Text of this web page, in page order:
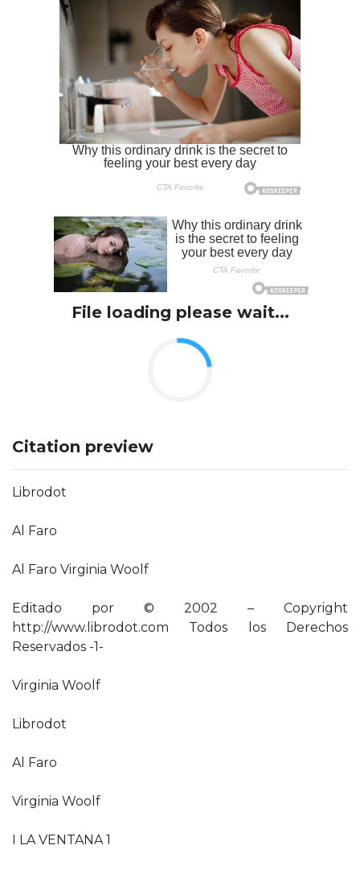
File loading please wait...
Citation preview
Librodot
Al Faro
Al Faro Virginia Woolf
Editado por © 2002 – Copyright
http://www.librodot.com Todos los Derechos
Reservados -1-
Virginia Woolf
Librodot
Al Faro
Virginia Woolf
I LA VENTANA 1